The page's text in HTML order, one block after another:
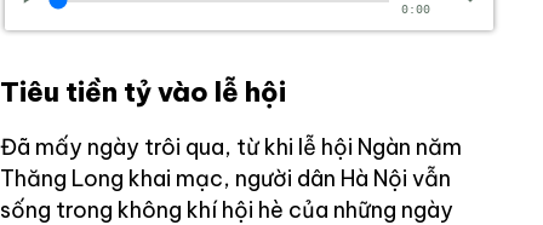
0:00
Tiêu tiền tỷ vào lễ hội
Đã mấy ngày trôi qua, từ khi lễ hội Ngàn năm
Thăng Long khai mạc, người dân Hà Nội vẫn
sống trong không khí hội hè của những ngày